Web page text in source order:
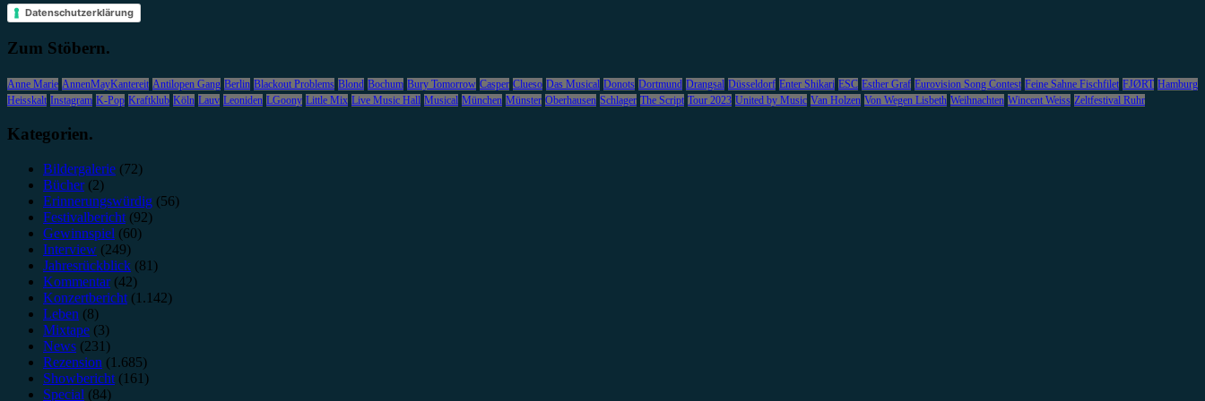
Datenschutzerklärung
Zum Stöbern.
Anne Marie AnnenMayKantereit Antilopen Gang Berlin Blackout Problems Blond Bochum Bury Tomorrow Casper Clueso Das Musical Donots Dortmund Drangsal Düsseldorf Enter Shikari ESC Esther Graf Eurovision Song Contest Feine Sahne Fischfilet FJØRT Hamburg
Heisskalt Instagram K-Pop Kraftklub Köln Lauv Leoniden LGoony Little Mix Live Music Hall Musical München Münster Oberhausen Schlager The Script Tour 2023 United by Music Van Holzen Von Wegen Lisbeth Weihnachten Wincent Weiss Zeltfestival Ruhr
Kategorien.
Bildergalerie (72)
Bücher(2)
Erinnerungswürdig (56)
Festivalbericht (92)
Gewinnspiel (60)
Interview (249)
Jahresrückblick (81)
Kommentar(42)
Konzertbericht (1.142)
Leben (8)
Mixtape (3)
News (231)
Rezension (1.685)
Showbericht (161)
Special (84)